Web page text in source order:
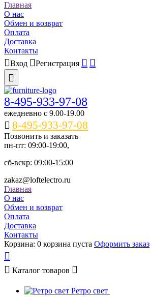
Главная
О нас
Обмен и возврат
Оплата
Доставка
Контакты
Вход
Регистрация
8-495-933-97-08
ежедневно c 9.00-19.00
8-495-933-97-08
Позвонить и заказать
пн-пт: 09:00-19:00,
сб-вскр: 09:00-15:00
zakaz@loftelectro.ru
Главная
О нас
Обмен и возврат
Оплата
Доставка
Контакты
Корзина: 0 корзина пуста Оформить заказ
Каталог товаров
Ретро свет